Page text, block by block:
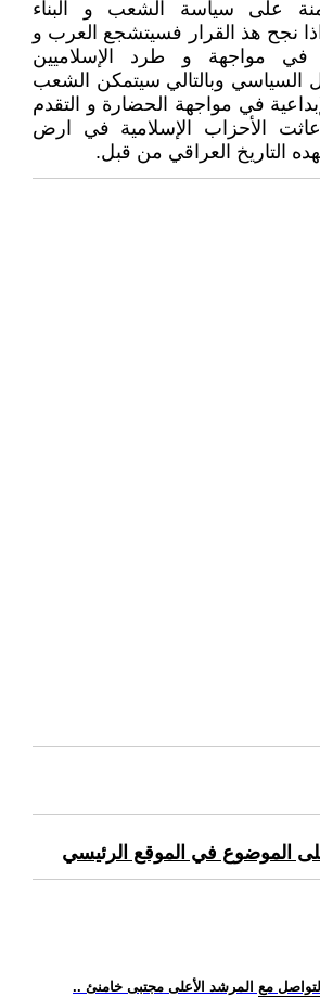
على سياسة الشعب و البناء
نجح هذ القرار فسيتشجع العرب و
في مواجهة و طرد الإسلاميين
السياسي وبالتالي سيتمكن الشعب
في مواجهة الحضارة و التقدم
الأحزاب الإسلامية في ارض
التاريخ العراقي من قبل.
الموضوع في الموقع الرئيسي
التواصل مع المرشد الأعلى مجتبى خامنئ